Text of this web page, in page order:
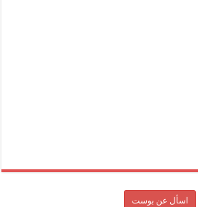
اسأل عن بوست